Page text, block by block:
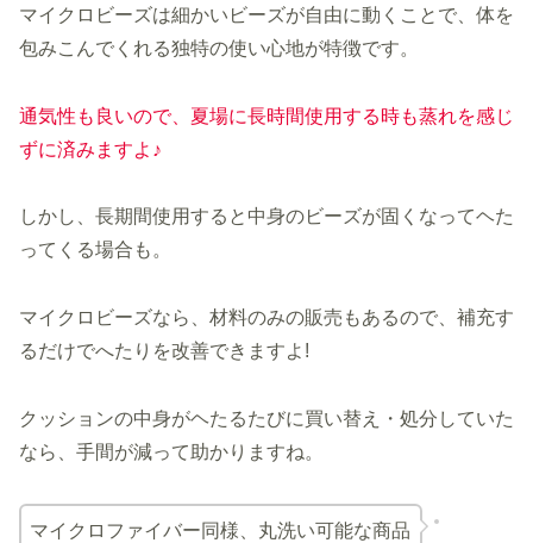
マイクロビーズは細かいビーズが自由に動くことで、体を
包みこんでくれる独特の使い心地が特徴です。
通気性も良いので、夏場に長時間使用する時も蒸れを感じ
ずに済みますよ♪
しかし、長期間使用すると中身のビーズが固くなってヘた
ってくる場合も。
マイクロビーズなら、材料のみの販売もあるので、補充す
るだけでへたりを改善できますよ!
クッションの中身がヘたるたびに買い替え・処分していた
なら、手間が減って助かりますね。
マイクロファイバー同様、丸洗い可能な商品